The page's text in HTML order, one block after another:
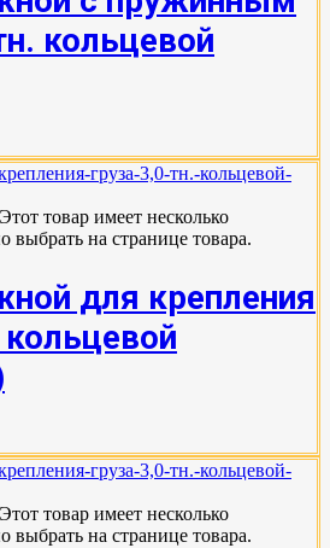
кольцевой
Этот товар имеет несколько
на странице товара.
для крепления
кольцевой
Этот товар имеет несколько
на странице товара.